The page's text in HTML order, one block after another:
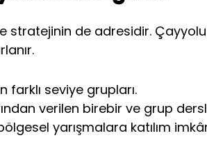
stratejinin de adresidir.
seviye grupları.
verilen birebir ve grup
yarışmalara katılım